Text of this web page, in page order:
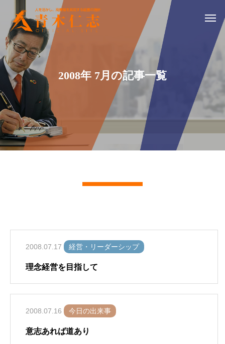
2008年 7月の記事一覧
2008.07.17 経営・リーダーシップ
理念経営を目指して
2008.07.16 今日の出来事
意志あれば道あり